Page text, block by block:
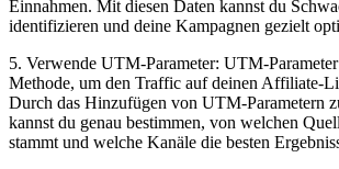
Einnahmen. Mit diesen Daten kannst du⁣
⁣identifizieren und deine Kampagnen gezielt‍
5. Verwende UTM-Parameter: UTM-
Methode, um den Traffic auf deinen⁢ Affiliate-
Durch ‌das Hinzufügen‌ von UTM-Parametern
kannst du genau bestimmen, von ​welchen
stammt und welche ​Kanäle die besten